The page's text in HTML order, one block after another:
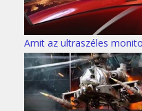
Amit az ultraszéles